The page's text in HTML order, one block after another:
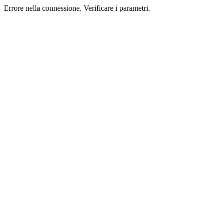
Errore nella connessione. Verificare i parametri.